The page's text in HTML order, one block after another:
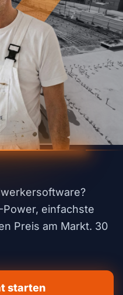
Power, einfachste
Preis am Markt. 30
starten